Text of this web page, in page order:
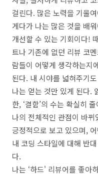
걸린다. 많은 노력을 기울
게다가 나는 많은 것을 배
개선할 수 있는 기회이다!
트나 기존에 없던 리뷰 코
람들이 어떻게 생각하는지
된다. 내 시야를 넓혀주기
나는 얻는 것만 있게 된다.
한, ‘결함’의 수는 확실히
나의 전체적인 관점이 바
긍정적으로 보고 있으며,
내 코딩 스타일에 대해 반
다.
나는 ‘하드' 리뷰어를 좋아